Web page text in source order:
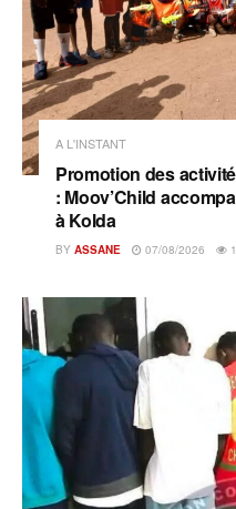
A L'INSTANT
Promotion des
: Moov’Child
à Kolda
BY ASSANE 07/08/2026